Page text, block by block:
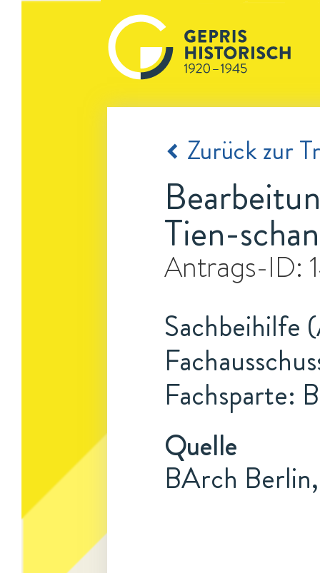
Zurück zur
Tien-
Antrags-ID:
Sachbeihilfe
Fachsparte:
Quelle
BArch